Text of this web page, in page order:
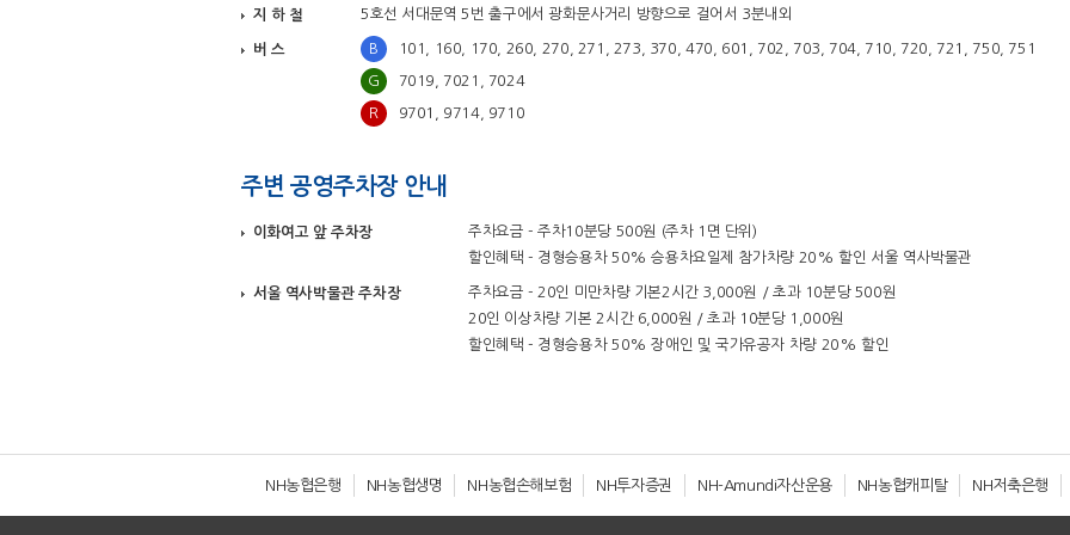
지 하 철 5호선 서대문역 5번 출구에서 광화문사거리 방향으로 걸어서 3분내외
버 스 B 101, 160, 170, 260, 270, 271, 273, 370, 470, 601, 702, 703, 704, 710, 720, 721, 750, 751
G 7019, 7021, 7024
R 9701, 9714, 9710
주변 공영주차장 안내
이화여고 앞 주차장
주차요금 - 주차10분당 500원 (주차 1면 단위)
할인혜택 - 경형승용차 50% 승용차요일제 참가차량 20% 할인 서울 역사박물관
서울 역사박물관 주차장
주차요금 - 20인 미만차량 기본2시간 3,000원 / 초과 10분당 500원
20인 이상차량 기본 2시간 6,000원 / 초과 10분당 1,000원
할인혜택 - 경형승용차 50% 장애인 및 국가유공자 차량 20% 할인
NH농협은행 NH농협생명 NH농협손해보험 NH투자증권 NH-Amundi자산운용 NH농협캐피탈 NH저축은행